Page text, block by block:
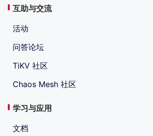
互助与交流
活动
问答论坛
TiKV 社区
Chaos Mesh 社区
学习与应用
文档